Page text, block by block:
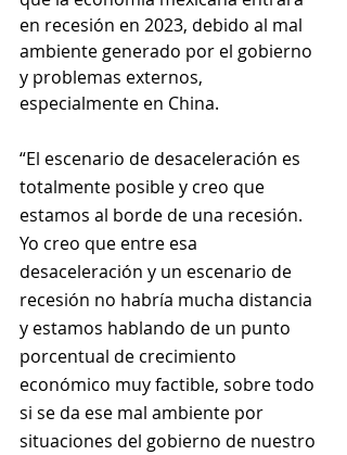
en recesión en 2023, debido al mal
ambiente generado por el gobierno
y problemas externos,
especialmente en China.
“El escenario de desaceleración es
totalmente posible y creo que
estamos al borde de una recesión.
Yo creo que entre esa
desaceleración y un escenario de
recesión no habría mucha distancia
y estamos hablando de un punto
porcentual de crecimiento
económico muy factible, sobre todo
si se da ese mal ambiente por
situaciones del gobierno de nuestro